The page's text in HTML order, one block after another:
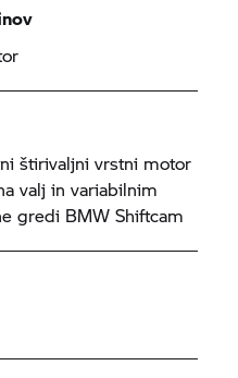
štirivaljni vrstni motor
valj in variabilnim
gredi BMW Shiftcam